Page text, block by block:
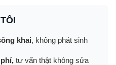
khai, không phát sinh
tư vấn thật không sửa